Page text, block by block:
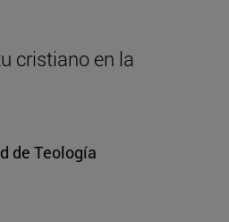
cristiano en la
de Teología